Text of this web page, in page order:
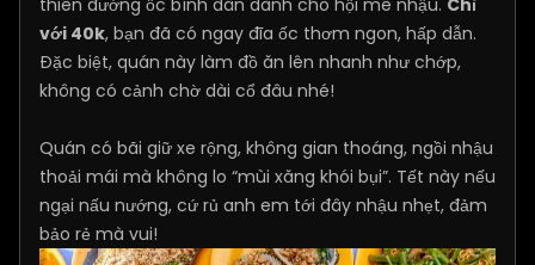
thiên đường ốc bình dân dành cho hội mê nhậu. Chỉ
với 40k, bạn đã có ngay đĩa ốc thơm ngon, hấp dẫn.
Đặc biệt, quán này làm đồ ăn lên nhanh như chớp,
không có cảnh chờ dài cổ đâu nhé!
Quán có bãi giữ xe rộng, không gian thoáng, ngồi nhậu
thoải mái mà không lo “mùi xăng khói bụi”. Tết này nếu
ngại nấu nướng, cứ rủ anh em tới đây nhậu nhẹt, đảm
bảo rẻ mà vui!